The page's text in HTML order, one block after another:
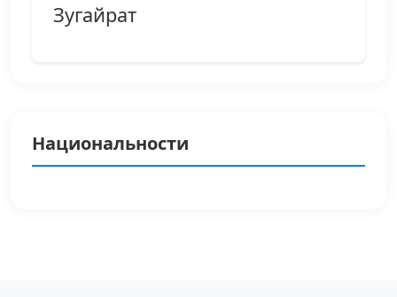
Зугайрат
Национальности